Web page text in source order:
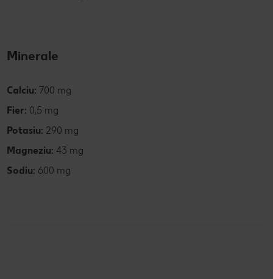
Minerale
Calciu: 700 mg
Fier: 0,5 mg
Potasiu: 290 mg
Magneziu: 43 mg
Sodiu: 600 mg